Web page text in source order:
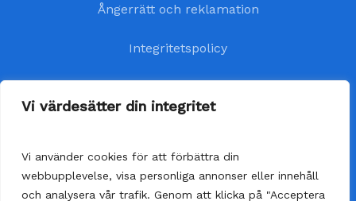
Vi värdesätter din integritet
Vi använder cookies för att förbättra din
webbupplevelse, visa personliga annonser eller innehåll
och analysera vår trafik. Genom att klicka på "Acceptera
Ångerrätt och reklamation
Integritetspolicy
Kundtjänst
Vår kundtjänst har öppet alla helgfria vardagar.
Vi besvarar dina frågor så fort som möjligt,